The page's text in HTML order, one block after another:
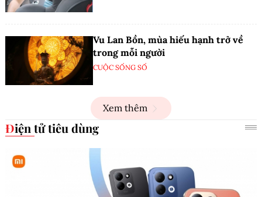
Vu Lan Bồn, mùa hiếu hạnh trở về
trong mỗi người
CUỘC SỐNG SỐ
Xem thêm
Điện tử tiêu dùng